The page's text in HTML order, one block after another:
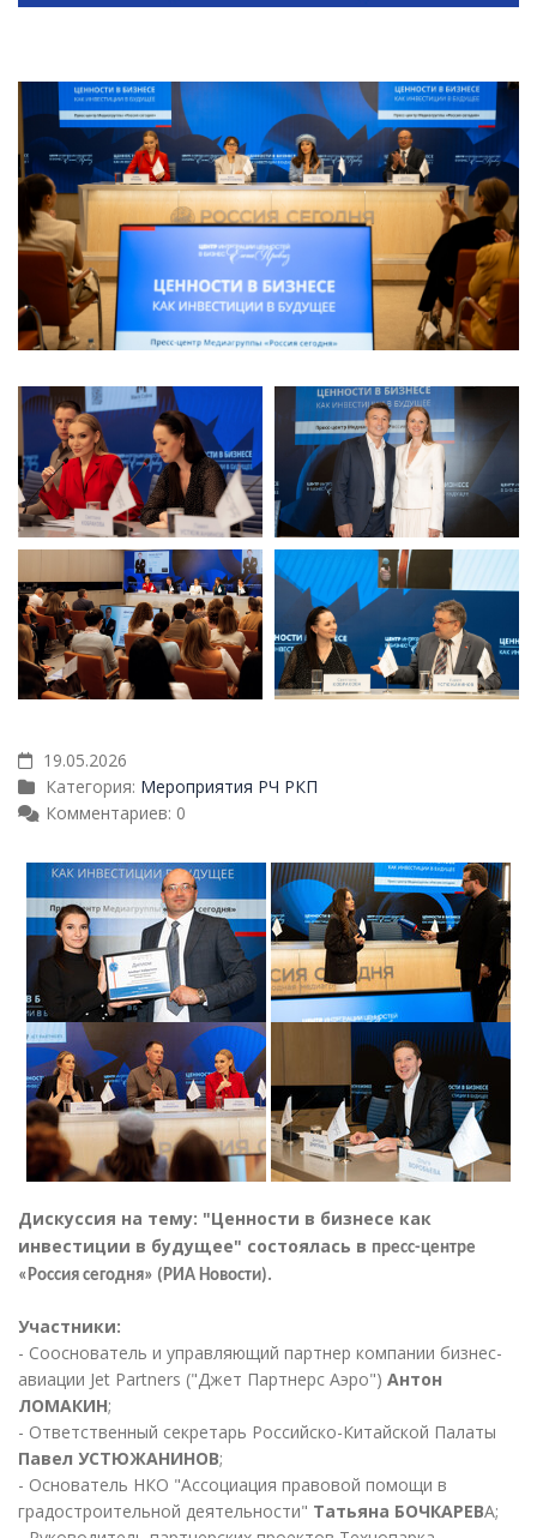
19.05.2026
Категория: Мероприятия РЧ РКП
Комментариев: 0
Дискуссия на тему: "Ценности в бизнесе как
инвестиции в будущее" состоялась в пресс-центре
«Россия сегодня» (РИА Новости).
Участники:
- Сооснователь и управляющий партнер компании бизнес-
авиации Jet Partners ("Джет Партнерс Аэро") Антон
ЛОМАКИН;
- Ответственный секретарь Российско-Китайской Палаты
Павел УСТЮЖАНИНОВ;
- Основатель НКО "Ассоциация правовой помощи в
градостроительной деятельности" Татьяна БОЧКАРЕВА;